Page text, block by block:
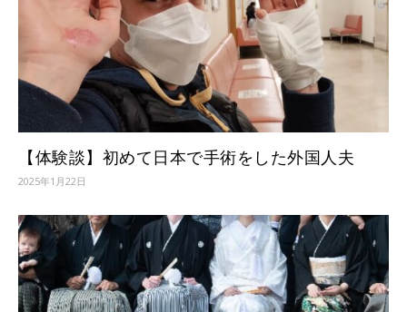
【体験談】初めて日本で手術をした外国人夫
2025年1月22日